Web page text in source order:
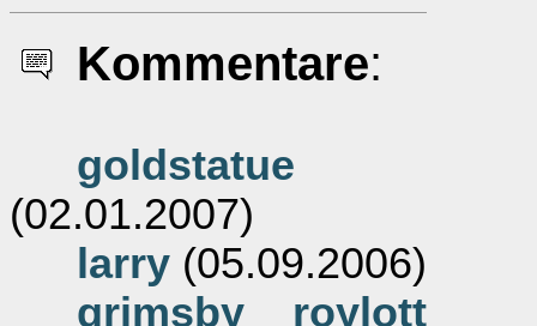
Kommentare:
goldstatue
(02.01.2007)
larry (05.09.2006)
grimsby roylott